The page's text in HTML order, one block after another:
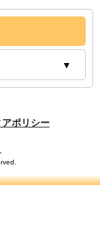
ポリシー